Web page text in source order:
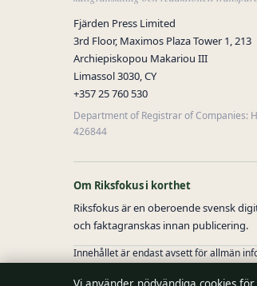
Fjärden Press Limited
3rd Floor, Maximos Plaza Tower 1, 213
Archiepiskopou Makariou III
Limassol 3030, CY
+357 25 760 530
Department of Registrar of Companies:
426844
Om Riksfokus i korthet
Riksfokus är en oberoende svensk
och faktagranskas innan publicering.
Innehållet är endast avsett för allmän